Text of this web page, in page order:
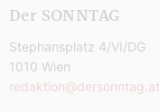
Der SONNTAG
Stephansplatz 4/VI/DG
1010 Wien
redaktion@dersonntag.at